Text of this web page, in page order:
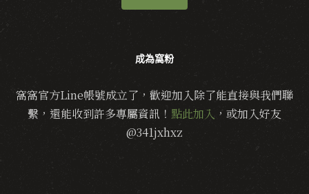
成為窩粉
窩窩官方Line帳號成立了，歡迎加入除了能直接與我們聯
繫，還能收到許多專屬資訊！ 點此加入 ，或加入好友
@341jxhxz